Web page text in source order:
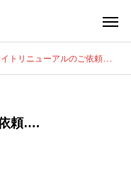
トリニューアルのご依頼….
頼….